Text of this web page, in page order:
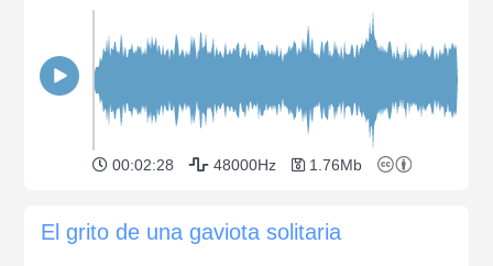
00:02:28 48000Hz 1.76Mb
El grito de una gaviota solitaria